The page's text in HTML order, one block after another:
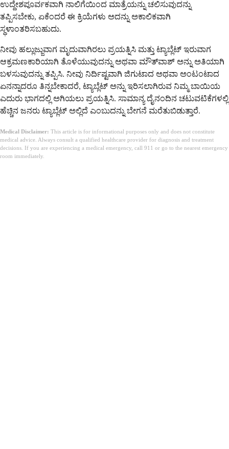
ಉದ್ದೇಶಪೂರ್ವಕವಾಗಿ ನಾಲಿಗೆಯಿಂದ ಮಾತ್ರೆಯನ್ನು ಚಲಿಸುವುದನ್ನು
ತಪ್ಪಿಸಬೇಕು, ಏಕೆಂದರೆ ಈ ಕ್ರಿಯೆಗಳು ಅದನ್ನು ಅಕಾಲಿಕವಾಗಿ
ಸ್ಥಳಾಂತರಿಸಬಹುದು.
ನೀವು ಹಲ್ಲುಜ್ಜುವಾಗ ಮೃದುವಾಗಿರಲು ಪ್ರಯತ್ನಿಸಿ ಮತ್ತು ಟ್ಯಾಬ್ಲೆಟ್ ಇರುವಾಗ
ಆಕ್ರಮಣಕಾರಿಯಾಗಿ ತೊಳೆಯುವುದನ್ನು ಅಥವಾ ಮೌತ್‌ವಾಶ್ ಅನ್ನು ಅತಿಯಾಗಿ
ಬಳಸುವುದನ್ನು ತಪ್ಪಿಸಿ. ನೀವು ನಿರ್ದಿಷ್ಟವಾಗಿ ಜಿಗುಟಾದ ಅಥವಾ ಅಂಟಂಟಾದ
ಏನನ್ನಾದರೂ ತಿನ್ನಬೇಕಾದರೆ, ಟ್ಯಾಬ್ಲೆಟ್ ಅನ್ನು ಇರಿಸಲಾಗಿರುವ ನಿಮ್ಮ ಬಾಯಿಯ
ಎದುರು ಭಾಗದಲ್ಲಿ ಅಗಿಯಲು ಪ್ರಯತ್ನಿಸಿ. ಸಾಮಾನ್ಯ ದೈನಂದಿನ ಚಟುವಟಿಕೆಗಳಲ್ಲಿ
ಹೆಚ್ಚಿನ ಜನರು ಟ್ಯಾಬ್ಲೆಟ್ ಅಲ್ಲಿದೆ ಎಂಬುದನ್ನು ಬೇಗನೆ ಮರೆತುಬಿಡುತ್ತಾರೆ.
Medical Disclaimer: This article is for informational purposes only and does not constitute
medical advice. Always consult a qualified healthcare provider for diagnosis and treatment
decisions. If you are experiencing a medical emergency, call 911 or go to the nearest emergency
room immediately.